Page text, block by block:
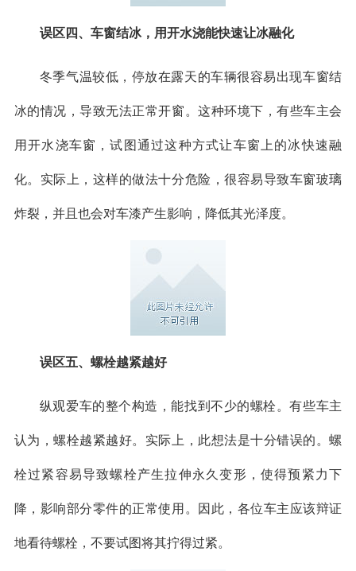
误区四、车窗结冰，用开水浇能快速让冰融化
冬季气温较低，停放在露天的车辆很容易出现车窗结
冰的情况，导致无法正常开窗。这种环境下，有些车主会
用开水浇车窗，试图通过这种方式让车窗上的冰快速融
化。实际上，这样的做法十分危险，很容易导致车窗玻璃
炸裂，并且也会对车漆产生影响，降低其光泽度。
误区五、螺栓越紧越好
纵观爱车的整个构造，能找到不少的螺栓。有些车主
认为，螺栓越紧越好。实际上，此想法是十分错误的。螺
栓过紧容易导致螺栓产生拉伸永久变形，使得预紧力下
降，影响部分零件的正常使用。因此，各位车主应该辩证
地看待螺栓，不要试图将其拧得过紧。